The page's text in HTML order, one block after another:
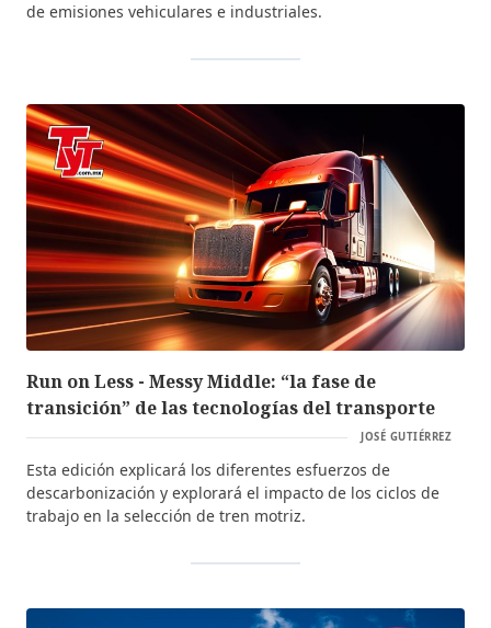
de emisiones vehiculares e industriales.
Run on Less - Messy Middle: “la fase de
transición” de las tecnologías del transporte
JOSÉ GUTIÉRREZ
Esta edición explicará los diferentes esfuerzos de
descarbonización y explorará el impacto de los ciclos de
trabajo en la selección de tren motriz.